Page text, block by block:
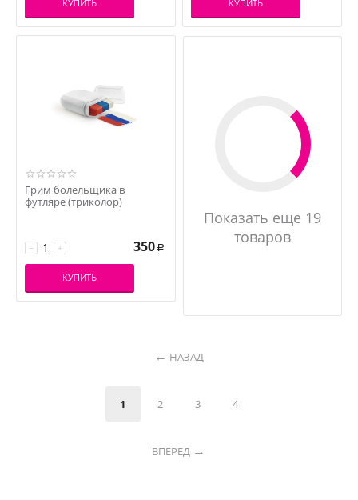
КУПИТЬ КУПИТЬ
Грим болельщика в
футляре (триколор)
+
− 350 Р
КУПИТЬ
Показать еще 19
товаров
НАЗАД
1 2 3 4
ВПЕРЕД